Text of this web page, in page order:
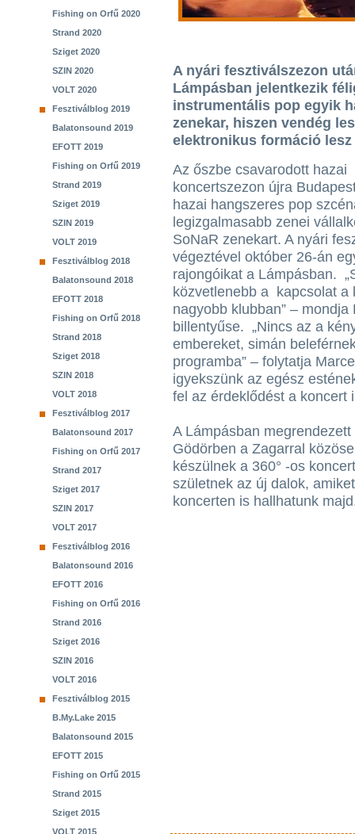
Fishing on Orfű 2020
Strand 2020
Sziget 2020
SZIN 2020
VOLT 2020
Fesztiválblog 2019
Balatonsound 2019
EFOTT 2019
Fishing on Orfű 2019
Strand 2019
Sziget 2019
SZIN 2019
VOLT 2019
Fesztiválblog 2018
Balatonsound 2018
EFOTT 2018
Fishing on Orfű 2018
Strand 2018
Sziget 2018
SZIN 2018
VOLT 2018
Fesztiválblog 2017
Balatonsound 2017
Fishing on Orfű 2017
Strand 2017
Sziget 2017
SZIN 2017
VOLT 2017
Fesztiválblog 2016
Balatonsound 2016
EFOTT 2016
Fishing on Orfű 2016
Strand 2016
Sziget 2016
SZIN 2016
VOLT 2016
Fesztiválblog 2015
B.My.Lake 2015
Balatonsound 2015
EFOTT 2015
Fishing on Orfű 2015
Strand 2015
Sziget 2015
VOLT 2015
A nyári fesztiválszezon
Lámpásban jelentkezik
instrumentális pop egyik
zenekar, hiszen vendég
elektronikus formáció lesz
Az őszbe csavarodott hazai
koncertszezon újra
hazai hangszeres pop
legizgalmasabb zenei
SoNaR zenekart. A nyári
végeztével október 26-án
rajongóikat a Lámpásban.
közvetlenebb a kapcsolat a
nagyobb klubban” –
billentyűse. „Nincs az a
embereket, simán
programba” – folytatja
igyekszünk az egész
fel az érdeklődést a koncert
A Lámpásban
Gödörben a Zagarral
készülnek a 360° -os
születnek az új dalok,
koncerten is hallhatunk